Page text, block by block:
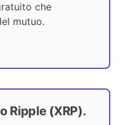
che
mutuo.
Ripple (XRP).